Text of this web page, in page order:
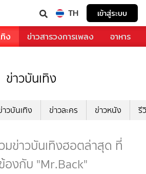
TH เข้าสู่ระบบ
ง ข่าวสารวงการเพลง อาหาร
ข่าวบันเทิง
าวบันเทิง ข่าวละคร ข่าวหนัง รี
มข่าวบันเทิงฮอตล่าสุด ที่
องกับ "Mr.Back"